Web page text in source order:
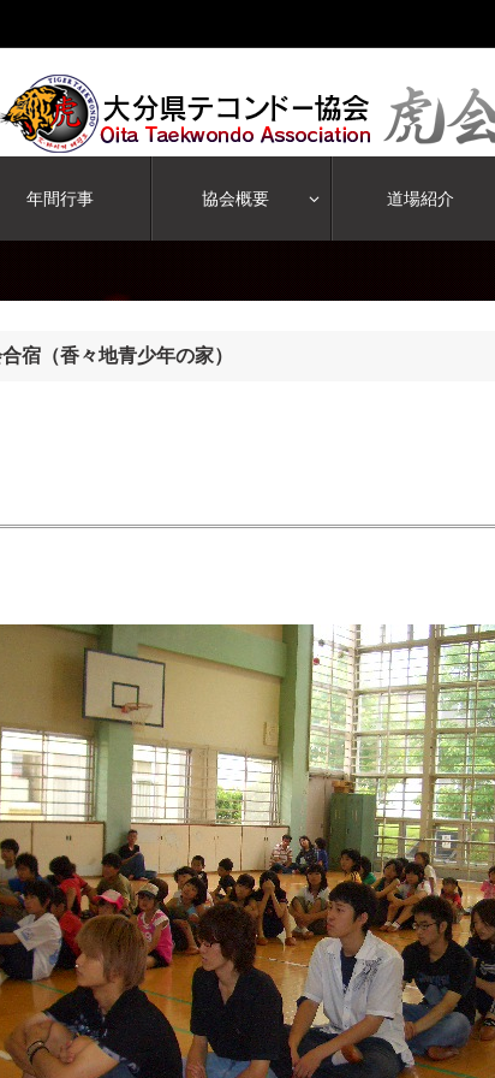
年間行事 協会概要 道場紹介
（香々地青少年の家）